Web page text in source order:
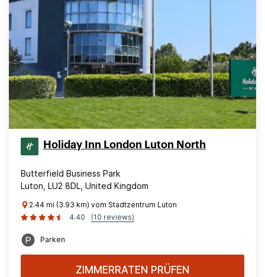
Holiday Inn London Luton North
Butterfield Business Park
Luton, LU2 8DL, United Kingdom
2.44 mi (3.93 km) vom Stadtzentrum Luton
4.40
(10 reviews)
Parken
ZIMMERRATEN PRÜFEN